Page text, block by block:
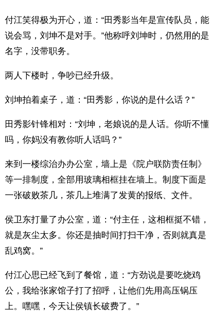
付江笑得极为开心，道：“田秀影当年是宣传队员，能
说会骂，刘坤不是对手。”他称呼刘坤时，仍然用的是
名字，没带职务。
两人下楼时，争吵已经升级。
刘坤拍着桌子，道：“田秀影，你说的是什么话？”
田秀影针锋相对：“刘坤，老娘说的是人话。你听不懂
吗，你妈没有教你听人话吗？”
来到一楼综治办办公室，墙上是《院户联防责任制》
等一排制度，全部用玻璃相框挂在墙上。制度下面是
一张破败茶几，茶几上堆满了发黄的报纸、文件。
侯卫东打量了办公室，道：“付主任，这相框挺不错，
就是灰尘太多。你还是抽时间打扫干净，否则就真是
乱鸡窝。”
付江心思已经飞到了餐馆，道：“方劲说是要吃烧鸡
公，我给张家馆子打了招呼，让他们先用高压锅压
上。嘿嘿，今天让侯镇长破费了。”